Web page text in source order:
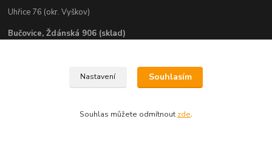
Uhřice 76 (okr. Vyškov)
Bučovice, Ždánská 906 (sklad)
České Budějovice, U Černé věže 71/4
Uherský Brod, Mariánské náměstí 13
Nastavení Souhlasím
Souhlas můžete odmítnout zde.